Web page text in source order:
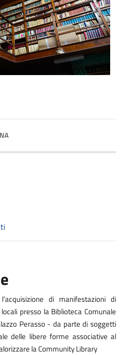
di manifestazioni di
presso la Biblioteca Comunale
Perasso - da parte di soggetti
delle libere forme associative al
la Community Library